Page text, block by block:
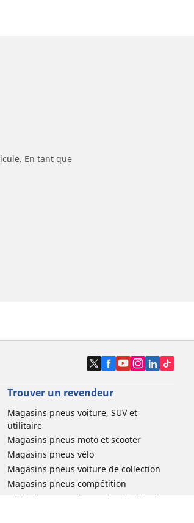
En tant que
Trouver un revendeur
Magasins pneus voiture, SUV et
utilitaire
Magasins pneus moto et scooter
Magasins pneus vélo
Magasins pneus voiture de collection
Magasins pneus compétition
Michelin et ses réseaux de distribution